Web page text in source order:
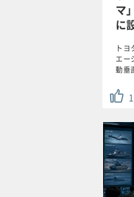
マ
に
1
ト
エー
動垂